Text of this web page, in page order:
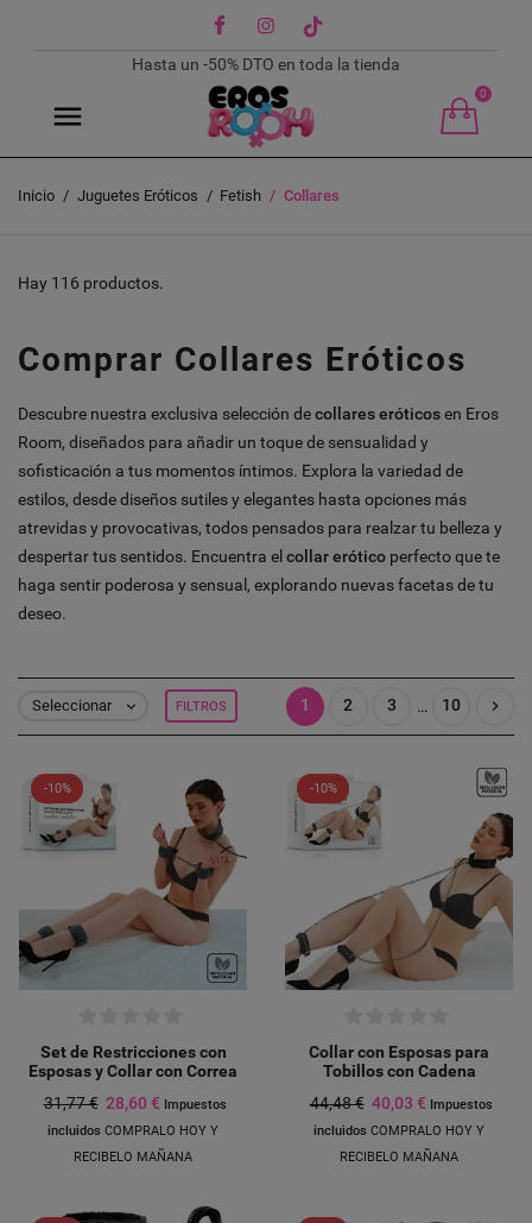
FacebookInstagram
TikTok
Hasta un -50% DTO en toda la tienda
0
Inicio Juguetes Eróticos Fetish Collares
Hay 116 productos.
Comprar Collares Eróticos
Descubre nuestra exclusiva selección decollares eróticosen Eros
Room, diseñados para añadir un toque de sensualidad y
sofisticación a tus momentos íntimos. Explora la variedad de
estilos, desde diseños sutiles y elegantes hasta opciones más
atrevidas y provocativas, todos pensados para realzar tu belleza y
despertar tus sentidos. Encuentra el collar erótico perfecto que te
haga sentir poderosa y sensual, explorando nuevas facetas de tu
deseo.
Seleccionar  FILTROS 1 2 3 … 10 
-10%
Set de Restricciones con
Esposas y Collar con Correa
31,77 € 28,60 € Impuestos
incluidos COMPRALO HOY Y
RECIBELO MAÑANA
-10%
Collar con Esposas para
Tobillos con Cadena
44,48 € 40,03 € Impuestos
incluidos COMPRALO HOY Y
RECIBELO MAÑANA